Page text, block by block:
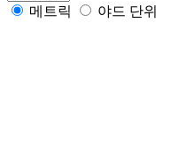
메트릭 야드 단위